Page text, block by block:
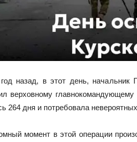
назад, в этот день,
верховному главнокомандующему
264 дня и потребовала
момент в этой операции